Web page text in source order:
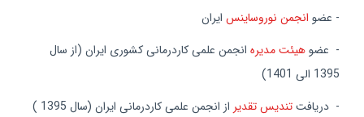
- عضو انجمن نوروساینس ایران
- عضوهیئت مدیره انجمن علمی كاردرمانی کشوری ایران (از سال
1395 الی 1401)
- دریافتتندیس تقدیر از انجمن علمی کاردرمانی ایران (سال 1395
)